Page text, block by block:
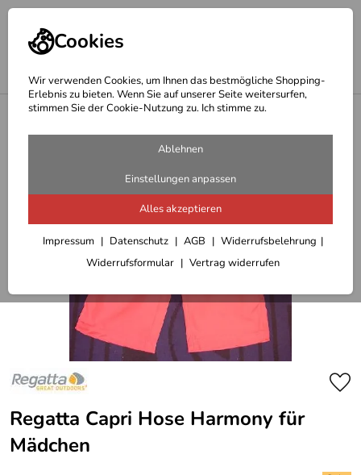
Cookies
Wir verwenden Cookies, um Ihnen das bestmögliche Shopping-
Erlebnis zu bieten. Wenn Sie auf unserer Seite weitersurfen,
stimmen Sie der Cookie-Nutzung zu. Ich stimme zu.
Ablehnen
Einstellungen anpassen
Alles akzeptieren
Impressum Datenschutz AGB
Widerrufsbelehrung
Widerrufsformular
Vertrag widerrufen
Regatta Kinderbekleidung
Regatta Capri Hose Harmony für
Mädchen